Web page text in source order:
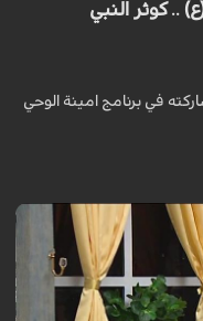
.. كوثر النبي
في برنامج امينة الوحي